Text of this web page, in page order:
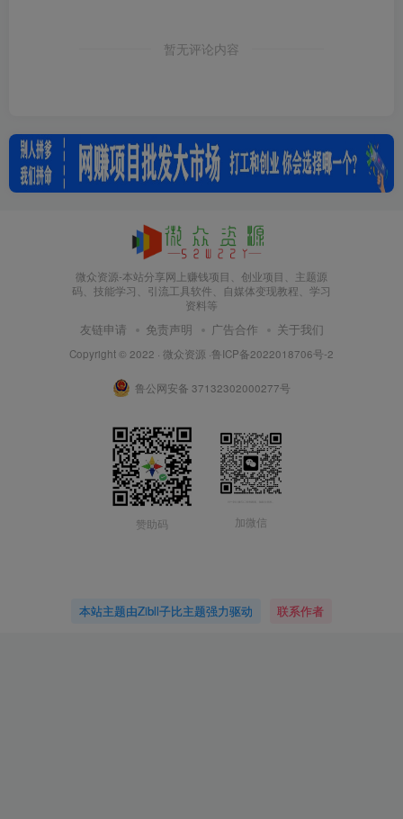
暂无评论内容
微众资源-本站分享网上赚钱项目、创业项目、主题源
码、技能学习、引流工具软件、自媒体变现教程、学习
资料等
友链申请 免责声明 广告合作 关于我们
Copyright © 2022 · 微众资源 ·鲁ICP备2022018706号-2
鲁公网安备 37132302000277号
赞助码 加微信
本站主题由Zibll子比主题强力驱动 联系作者